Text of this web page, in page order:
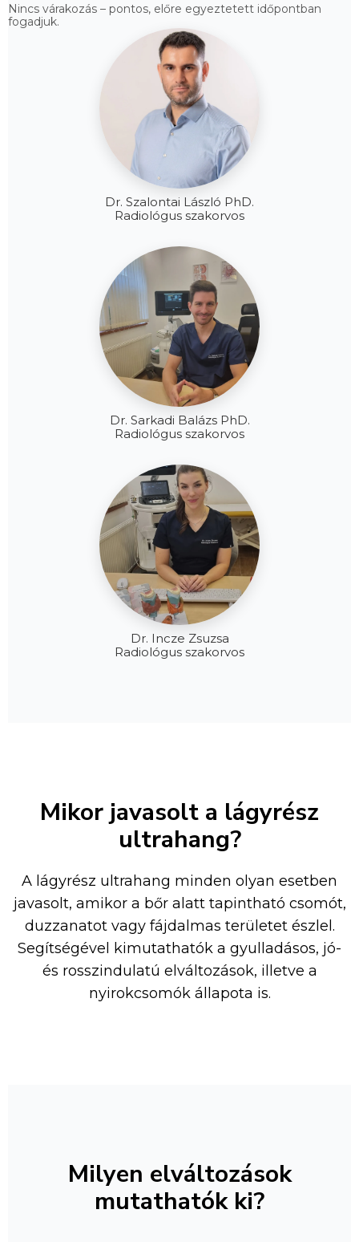
Nincs várakozás – pontos, előre egyeztetett időpontban
fogadjuk.
Dr. Szalontai László PhD.
Radiológus szakorvos
Dr. Sarkadi Balázs PhD.
Radiológus szakorvos
Dr. Incze Zsuzsa
Radiológus szakorvos
Mikor javasolt a lágyrész
ultrahang?
A lágyrész ultrahang minden olyan esetben
javasolt, amikor a bőr alatt tapintható csomót,
duzzanatot vagy fájdalmas területet észlel.
Segítségével kimutathatók a gyulladásos, jó-
és rosszindulatú elváltozások, illetve a
nyirokcsomók állapota is.
Milyen elváltozások
mutathatók ki?